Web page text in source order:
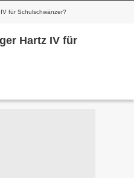
für Schulschwänzer?
Hartz IV für